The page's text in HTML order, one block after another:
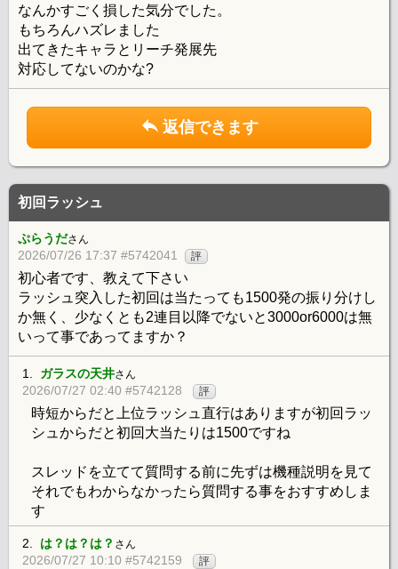
なんかすごく損した気分でした。
もちろんハズレました
出てきたキャラとリーチ発展先
対応してないのかな?
返信できます
初回ラッシュ
ぷらうださん
2026/07/26 17:37 #5742041 評
初心者です、教えて下さい
ラッシュ突入した初回は当たっても1500発の振り分けし
か無く、少なくとも2連目以降でないと3000or6000は無
いって事であってますか？
1. ガラスの天井さん
2026/07/27 02:40 #5742128 評
時短からだと上位ラッシュ直行はありますが初回ラッ
シュからだと初回大当たりは1500ですね
スレッドを立てて質問する前に先ずは機種説明を見て
それでもわからなかったら質問する事をおすすめしま
す
2. は？は？は？ さん
2026/07/27 10:10 #5742159 評